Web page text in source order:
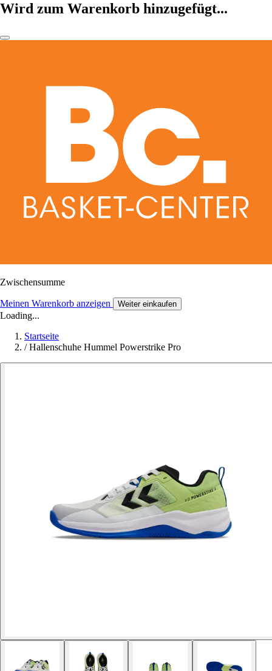
Wird zum Warenkorb hinzugefügt...
Zwischensumme
Meinen Warenkorb anzeigen Weiter einkaufen
Loading...
Startseite
/ Hallenschuhe Hummel Powerstrike Pro